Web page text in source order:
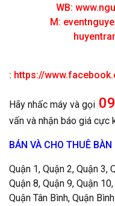
WB:
M:
: https://
Hãy nhấc máy và gọi
vấn và nhận báo giá cực
BÁN VÀ CHO THUÊ
Quận 1, Quận 2, Quận 3,
Quận 8, Quận 9, Quận
Quận Tân Bình, Quận